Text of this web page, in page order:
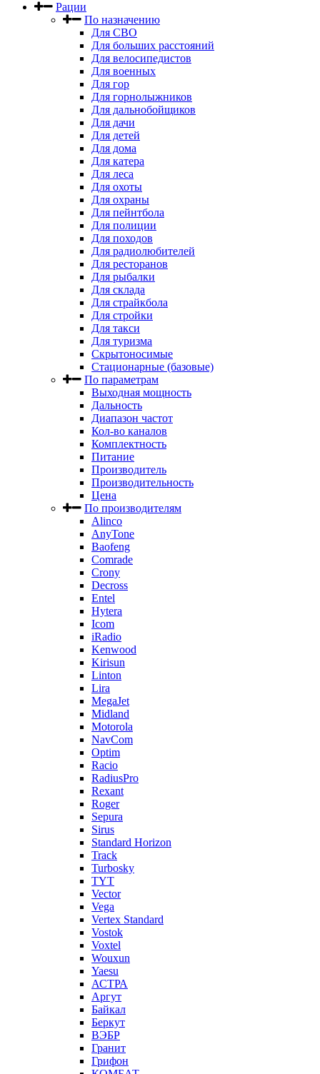
Рации
По назначению
Для СВО
Для больших расстояний
Для велосипедистов
Для военных
Для гор
Для горнолыжников
Для дальнобойщиков
Для дачи
Для детей
Для дома
Для катера
Для леса
Для охоты
Для охраны
Для пейнтбола
Для полиции
Для походов
Для радиолюбителей
Для ресторанов
Для рыбалки
Для склада
Для страйкбола
Для стройки
Для такси
Для туризма
Скрытоносимые
Стационарные (базовые)
По параметрам
Выходная мощность
Дальность
Диапазон частот
Кол-во каналов
Комплектность
Питание
Производитель
Производительность
Цена
По производителям
Alinco
AnyTone
Baofeng
Comrade
Crony
Decross
Entel
Hytera
Icom
iRadio
Kenwood
Kirisun
Linton
Lira
MegaJet
Midland
Motorola
NavCom
Optim
Racio
RadiusPro
Rexant
Roger
Sepura
Sirus
Standard Horizon
Track
Turbosky
TYT
Vector
Vega
Vertex Standard
Vostok
Voxtel
Wouxun
Yaesu
АСТРА
Аргут
Байкал
Беркут
ВЭБР
Гранит
Грифон